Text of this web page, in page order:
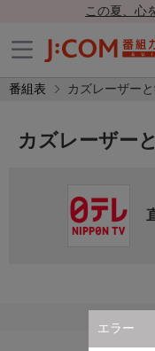
この夏、心
番組表 カズレーザーと
エラー
カズレーザー